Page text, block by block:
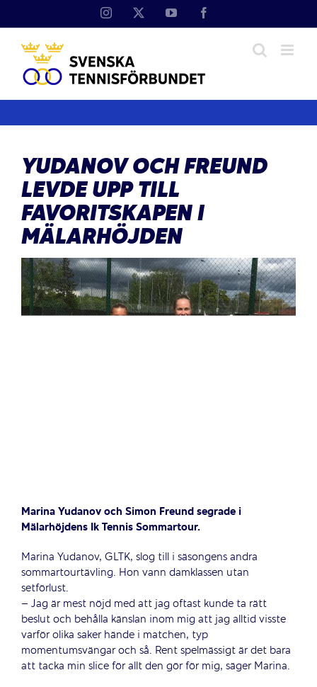
Instagram YouTube
YUDANOV OCH FREUND
LEVDE UPP TILL
FAVORITSKAPEN I
MÄLARHÖJDEN
Marina Yudanov och Simon Freund segrade i
Mälarhöjdens Ik Tennis Sommartour.
Marina Yudanov, GLTK, slog till i säsongens andra
sommartourtävling. Hon vann damklassen utan
setförlust.
– Jag är mest nöjd med att jag oftast kunde ta rätt
beslut och behålla känslan inom mig att jag alltid visste
varför olika saker hände i matchen, typ
momentumsvängar och så. Rent spelmässigt är det bara
att tacka min slice för allt den gör för mig, säger Marina.